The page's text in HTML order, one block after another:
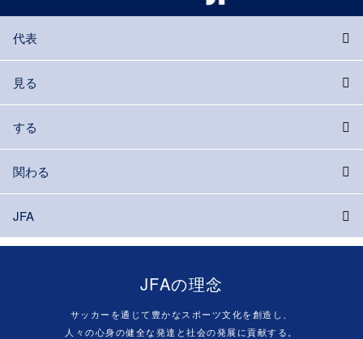
代表
見る
する
関わる
JFA
JFAの理念
サッカーを通じて豊かなスポーツ文化を創造し、
人々の心身の健全な発達と社会の発展に貢献する。